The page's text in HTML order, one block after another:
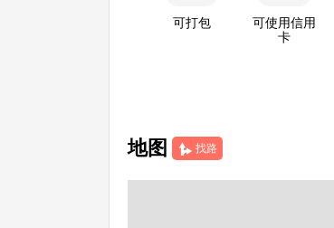
可打包
可使用信用
卡
地图 找路